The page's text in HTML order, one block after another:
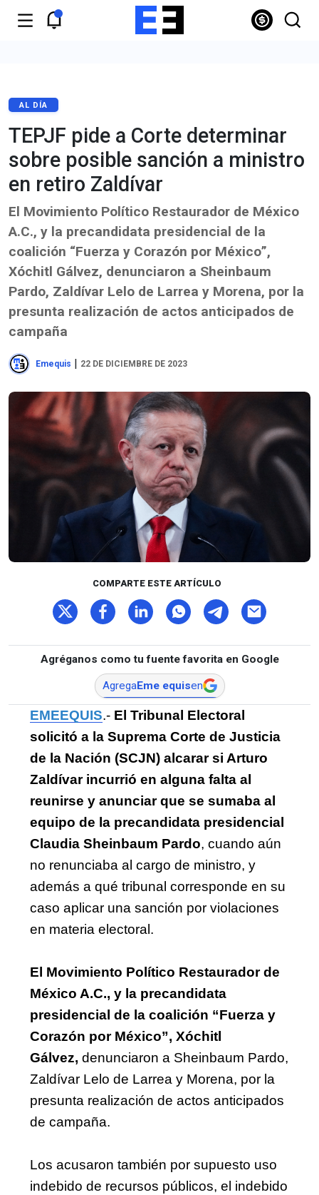
AL DÍA
TEPJF pide a Corte determinar
sobre posible sanción a ministro
en retiro Zaldívar
El Movimiento Político Restaurador de México
A.C., y la precandidata presidencial de la
coalición “Fuerza y Corazón por México”,
Xóchitl Gálvez, denunciaron a Sheinbaum
Pardo, Zaldívar Lelo de Larrea y Morena, por la
presunta realización de actos anticipados de
campaña
Emequis | 22 DE DICIEMBRE DE 2023
COMPARTE ESTE ARTÍCULO
Agréganos como tu fuente favorita en Google
AgregaEme equisen
EMEEQUIS.- El Tribunal Electoral
solicitó a la Suprema Corte de Justicia
de la Nación (SCJN) alcarar si Arturo
Zaldívar incurrió en alguna falta al
reunirse y anunciar que se sumaba al
equipo de la precandidata presidencial
Claudia Sheinbaum Pardo, cuando aún
no renunciaba al cargo de ministro, y
además a qué tribunal corresponde en su
caso aplicar una sanción por violaciones
en materia electoral.
El Movimiento Político Restaurador de
México A.C., y la precandidata
presidencial de la coalición “Fuerza y
Corazón por México”, Xóchitl
Gálvez, denunciaron a Sheinbaum Pardo,
Zaldívar Lelo de Larrea y Morena, por la
presunta realización de actos anticipados
de campaña.
Los acusaron también por supuesto uso
indebido de recursos públicos, el indebido